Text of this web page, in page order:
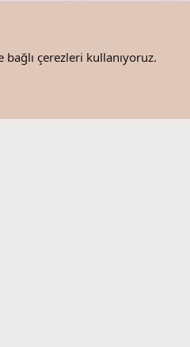
çerezleri kullanıyoruz.